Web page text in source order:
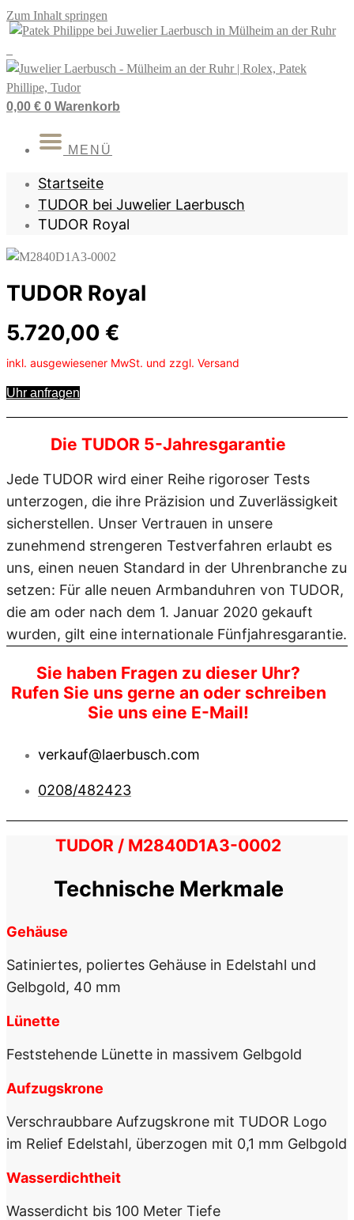
Zum Inhalt springen
0,00 € 0 Warenkorb
MENÜ
Startseite
TUDOR bei Juwelier Laerbusch
TUDOR Royal
TUDOR Royal
5.720,00 €
inkl. ausgewiesener MwSt. und zzgl. Versand
Uhr anfragen
Die TUDOR 5-Jahresgarantie
Jede TUDOR wird einer Reihe rigoroser Tests
unterzogen, die ihre Präzision und Zuverlässigkeit
sicherstellen. Unser Vertrauen in unsere
zunehmend strengeren Testverfahren erlaubt es
uns, einen neuen Standard in der Uhrenbranche zu
setzen: Für alle neuen Armbanduhren von TUDOR,
die am oder nach dem 1. Januar 2020 gekauft
wurden, gilt eine internationale Fünfjahresgarantie.
Sie haben Fragen zu dieser Uhr?
Rufen Sie uns gerne an oder schreiben
Sie uns eine E-Mail!
verkauf@laerbusch.com
0208/482423
TUDOR / M2840D1A3-0002
Technische Merkmale
Gehäuse
Satiniertes, poliertes Gehäuse in Edelstahl und
Gelbgold, 40 mm
Lünette
Feststehende Lünette in massivem Gelbgold
Aufzugskrone
Verschraubbare Aufzugskrone mit TUDOR Logo
im Relief Edelstahl, überzogen mit 0,1 mm Gelbgold
Wasserdichtheit
Wasserdicht bis 100 Meter Tiefe